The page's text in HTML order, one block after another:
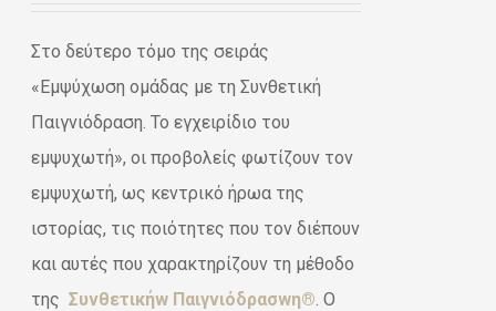
€28,80.
είναι:
Στο δεύτερο τόμο της σειράς
«Εμψύχωση ομάδας με τη Συνθετική
Παιγνιόδραση. Το εγχειρίδιο του
εμψυχωτή», οι προβολείς φωτίζουν τον
εμψυχωτή, ως κεντρικό ήρωα της
ιστορίας, τις ποιότητες που τον διέπουν
και αυτές που χαρακτηρίζουν τη μέθοδο
τηςΣυνθετικήw Παιγνιόδρασwη®. Ο